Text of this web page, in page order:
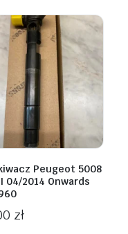
Peugeot 5008
04/2014 Onwards
zł